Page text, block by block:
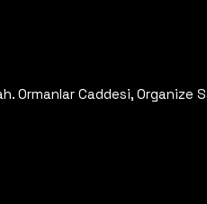
Ormanlar Caddesi, Organize